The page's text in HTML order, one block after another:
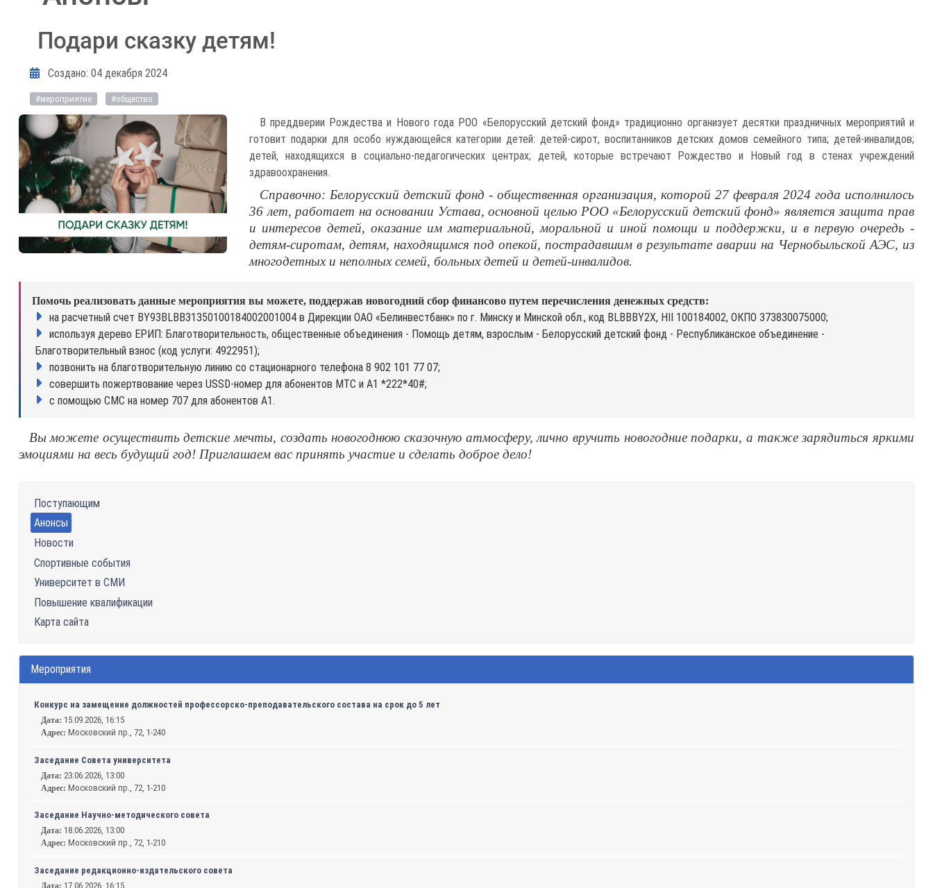
Подари сказку детям!
Информация о материале
Создано: 04 декабря 2024
#мероприятие #общество
В преддверии Рождества и Нового года РОО «Белорусский детский фонд» традиционно организует десятки праздничных мероприятий и
готовит подарки для особо нуждающейся категории детей: детей-сирот, воспитанников детских домов семейного типа; детей-инвалидов;
детей, находящихся в социально-педагогических центрах; детей, которые встречают Рождество и Новый год в стенах учреждений
здравоохранения.
Справочно: Белорусский детский фонд - общественная организация, которой 27 февраля 2024 года исполнилось
36 лет, работает на основании Устава, основной целью РОО «Белорусский детский фонд» является защита прав
и интересов детей, оказание им материальной, моральной и иной помощи и поддержки, и в первую очередь -
детям-сиротам, детям, находящимся под опекой, пострадавшим в результате аварии на Чернобыльской АЭС, из
многодетных и неполных семей, больных детей и детей-инвалидов.
Помочь реализовать данные мероприятия вы можете, поддержав новогодний сбор финансово путем перечисления денежных средств:
на расчетный счет BY93BLBB31350100184002001004 в Дирекции ОАО «Белинвестбанк» по г. Минску и Минской обл., код BLBBBY2X, HII 100184002, ОКПО 373830075000;
используя дерево ЕРИП: Благотворительность, общественные объединения - Помощь детям, взрослым - Белорусский детский фонд - Республиканское объединение -
Благотворительный взнос (код услуги: 4922951);
позвонить на благотворительную линию со стационарного телефона 8 902 101 77 07;
совершить пожертвование через USSD-номер для абонентов МТС и A1 *222*40#;
с помощью СМС на номер 707 для абонентов А1.
Вы можете осуществить детские мечты, создать новогоднюю сказочную атмосферу, лично вручить новогодние подарки, а также зарядиться яркими
эмоциями на весь будущий год! Приглашаем вас принять участие и сделать доброе дело!
Поступающим
Анонсы
Новости
Спортивные события
Университет в СМИ
Повышение квалификации
Карта сайта
Мероприятия
Конкурс на замещение должностей профессорско-преподавательского состава на срок до 5 лет
Дата: 15.09.2026, 16:15
Адрес: Московский пр., 72, 1-240
Заседание Совета университета
Дата: 23.06.2026, 13:00
Адрес: Московский пр., 72, 1-210
Заседание Научно-методического совета
Дата: 18.06.2026, 13:00
Адрес: Московский пр., 72, 1-210
Заседание редакционно-издательского совета
Дата: 17.06.2026, 16:15